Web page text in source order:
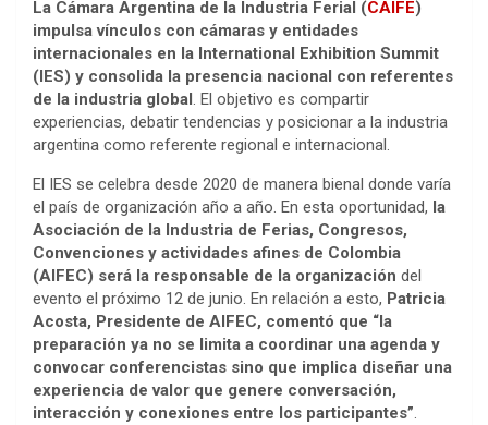
La Cámara Argentina de la Industria Ferial (CAIFE)
impulsa vínculos con cámaras y entidades
internacionales en la International Exhibition Summit
(IES) y consolida la presencia nacional con referentes
de la industria global . El objetivo es compartir
experiencias, debatir tendencias y posicionar a la industria
argentina como referente regional e internacional.
El IES se celebra desde 2020 de manera bienal donde varía
el país de organización año a año. En esta oportunidad, la
Asociación de la Industria de Ferias, Congresos,
Convenciones y actividades afines de Colombia
(AIFEC) será la responsable de la organización del
evento el próximo 12 de junio. En relación a esto, Patricia
Acosta, Presidente de AIFEC, comentó que “la
preparación ya no se limita a coordinar una agenda y
convocar conferencistas sino que implica diseñar una
experiencia de valor que genere conversación,
interacción y conexiones entre los participantes”.